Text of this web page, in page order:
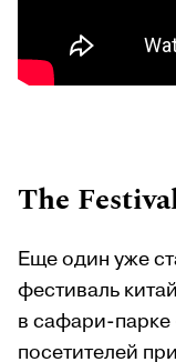
The
Еще один уже
фестиваль
в сафари-парке
посетителей